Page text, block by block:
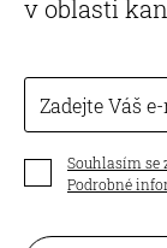
v oblasti
Zadejte Váš
Souhlasím se
Podrobné